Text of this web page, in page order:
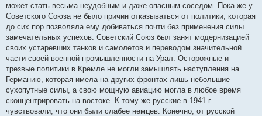
может стать весьма неудобным и даже опасным соседом. Пока же у
Советского Союза не было причин отказываться от политики, которая
до сих пор позволяла ему добиваться почти без применения силы
замечательных успехов. Советский Союз был занят модернизацией
своих устаревших танков и самолетов и переводом значительной
части своей военной промышленности на Урал. Осторожные и
трезвые политики в Кремле не могли замышлять наступления на
Германию, которая имела на других фронтах лишь небольшие
сухопутные силы, а свою мощную авиацию могла в любое время
сконцентрировать на востоке. К тому же русские в 1941 г.
чувствовали, что они были слабее немцев. Конечно, от русской